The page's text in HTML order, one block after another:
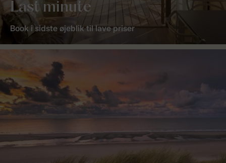
Last minute
Book i sidste øjeblik til lave priser